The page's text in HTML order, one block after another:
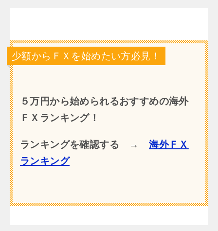
少額からＦＸを始めたい方必見！
５万円から始められるおすすめの海外
ＦＸランキング！
ランキングを確認する →海外ＦＸ
ランキング